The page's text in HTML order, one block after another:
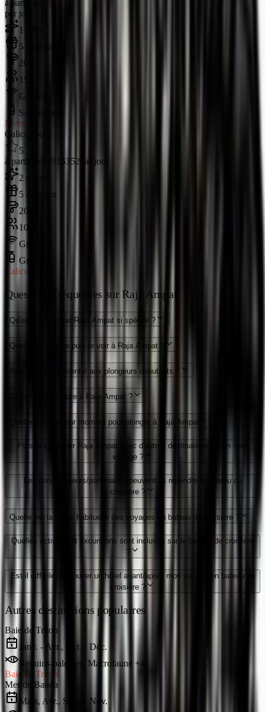
à partir de
par jour
1 offre
5 cadeaux
2025
15
Gratuit
Supplément
Mermaid I
Calico Jack
5
à partir de $391 $352 par jour
2 offres
5 cadeaux
2024
10
Gratuit
Gratuit
Calico Jack
Questions fréquentes sur Raja Ampat
Qu'est-ce qui rend Raja Ampat si spécial ?
Quelle vie marine puis-je voir à Raja Ampat ?
Raja Ampat convient-il aux plongeurs débutants ?
Comment se rendre à Raja Ampat ?
Quel est le meilleur moment pour plonger à Raja Ampat ?
Puis-je combiner Raja Ampat avec d'autres destinations en un seul
voyage ?
Les non-plongeurs/partenaires peuvent-ils rejoindre le bateau de
croisière ?
Quelle est la durée habituelle des voyages en bateau de croisière ?
Quelles activités et excursions sont incluses sur le bateau de croisière
?
Est-il difficile de trouver un hôtel avant/après mon voyage en bateau de
croisière ?
Autres destinations populaires
Baie de Triton
Janv. - Avr., Oct. - Déc.
Requins-baleines, Macrofaune +4
Baie de Triton
Mer de Banda
Mars, Avr., Sept. - Nov.